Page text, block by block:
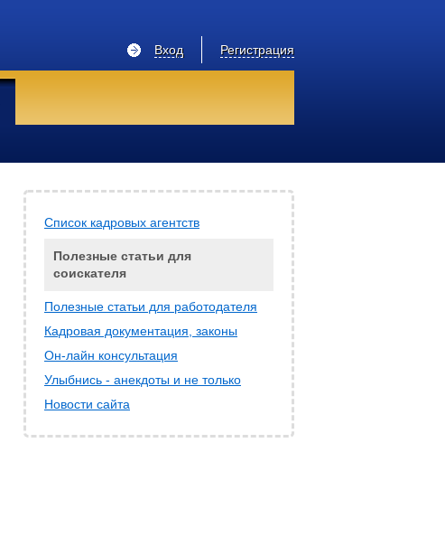
Регистрация
Вход
Список кадровых агентств
Полезные статьи для
соискателя
Полезные статьи для работодателя
Кадровая документация, законы
Он-лайн консультация
Улыбнись - анекдоты и не только
Новости сайта